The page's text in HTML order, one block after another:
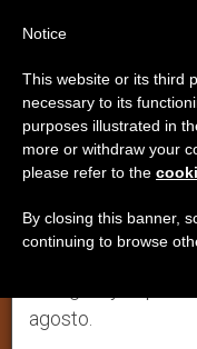
Presentado
«Diccionario
dos grandes
Aviso
Del 27 de julio
anual,
se generan menos
agosto.
Notice
This website or its third
necessary to its
purposes illustrated in
more or withdraw your
please refer to the
By closing this banner,
continuing to browse